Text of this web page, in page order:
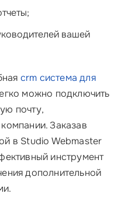
вашей
crm система для
можно подключить
почту,
Заказав
в Studio Webmaster
инструмент
дополнительной